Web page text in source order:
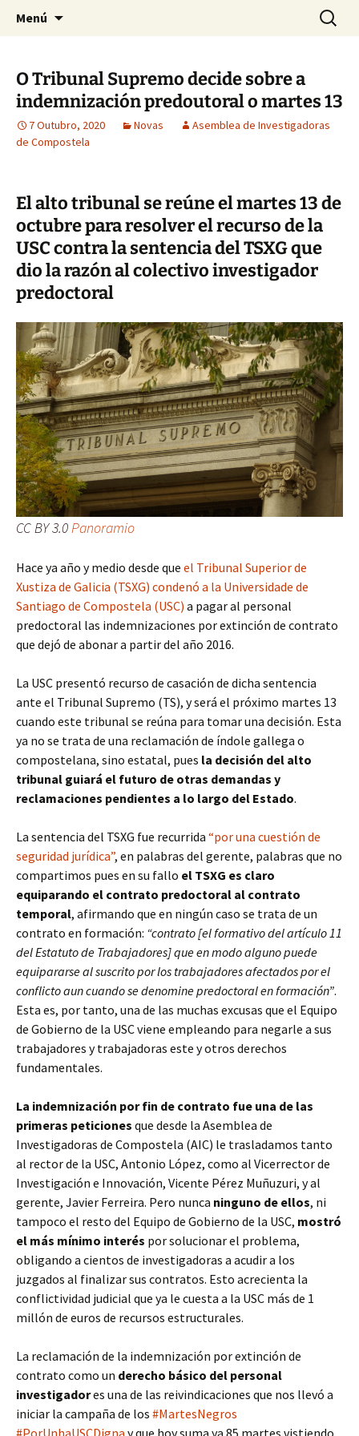
Asemblea de Investigadoras
de Compostela
Menú Buscar:
O Tribunal Supremo decide sobre a
indemnización predoutoral o martes 13
7 Outubro, 2020 Novas
Asemblea de Investigadoras
de Compostela
El alto tribunal se reúne el martes 13 de
octubre para resolver el recurso de la
USC contra la sentencia del TSXG que
dio la razón al colectivo investigador
predoctoral
CC BY 3.0Panoramio
Hace ya año y medio desde que el Tribunal Superior de
Xustiza de Galicia (TSXG) condenó a la Universidade de
Santiago de Compostela (USC) a pagar al personal
predoctoral las indemnizaciones por extinción de contrato
que dejó de abonar a partir del año 2016.
La USC presentó recurso de casación de dicha sentencia
ante el Tribunal Supremo (TS), y será el próximo martes 13
cuando este tribunal se reúna para tomar una decisión. Esta
ya no se trata de una reclamación de índole gallega o
compostelana, sino estatal, pues la decisión del alto
tribunal guiará el futuro de otras demandas y
reclamaciones pendientes a lo largo del Estado.
La sentencia del TSXG fue recurrida “por una cuestión de
seguridad jurídica”, en palabras del gerente, palabras que no
compartimos pues en su fallo el TSXG es claro
equiparando el contrato predoctoral al contrato
temporal, afirmando que en ningún caso se trata de un
contrato en formación: “contrato [el formativo del artículo 11
del Estatuto de Trabajadores] que en modo alguno puede
equipararse al suscrito por los trabajadores afectados por el
conflicto aun cuando se denomine predoctoral en formación”.
Esta es, por tanto, una de las muchas excusas que el Equipo
de Gobierno de la USC viene empleando para negarle a sus
trabajadores y trabajadoras este y otros derechos
fundamentales.
La indemnización por fin de contrato fue una de las
primeras peticiones que desde la Asemblea de
Investigadoras de Compostela (AIC) le trasladamos tanto
al rector de la USC, Antonio López, como al Vicerrector de
Investigación e Innovación, Vicente Pérez Muñuzuri, y al
gerente, Javier Ferreira. Pero nunca ninguno de ellos, ni
tampoco el resto del Equipo de Gobierno de la USC, mostró
el más mínimo interés por solucionar el problema,
obligando a cientos de investigadoras a acudir a los
juzgados al finalizar sus contratos. Esto acrecienta la
conflictividad judicial que ya le cuesta a la USC más de 1
millón de euros de recursos estructurales.
La reclamación de la indemnización por extinción de
contrato como un derecho básico del personal
investigadores una de las reivindicaciones que nos llevó a
iniciar la campaña de los #MartesNegros